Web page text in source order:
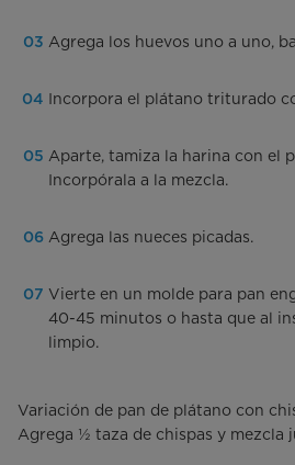
Agrega los huevos uno a uno,
Incorpora el plátano triturado
Aparte, tamiza la harina con el
Incorpórala a la mezcla.
Agrega las nueces picadas.
Vierte en un molde para pan
40-45 minutos o hasta que al
limpio.
Variación de pan de plátano con
Agrega ½ taza de chispas y mezcla